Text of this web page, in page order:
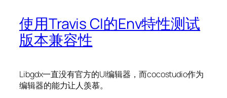
使用Travis CI的Env特性测试
版本兼容性
Libgdx一直没有官方的UI编辑器，而cocostudio作为
编辑器的能力让人羡慕。